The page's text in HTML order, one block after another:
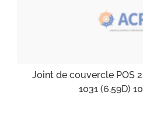
Joint de couvercle POS
1031 (6.59D)